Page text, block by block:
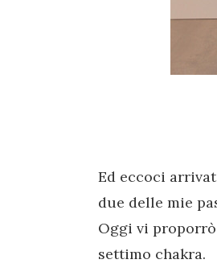
Ed eccoci
due delle mie
Oggi vi
settimo chakra.